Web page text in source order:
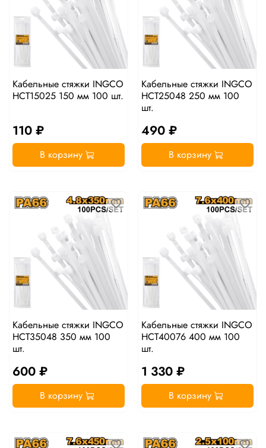
Кабельные стяжки INGCO
HCT15025 150 мм 100 шт.
110 ₽
В корзину
Кабельные стяжки INGCO
HCT25048 250 мм 100
шт.
490 ₽
В корзину
Кабельные стяжки INGCO
HCT35048 350 мм 100
шт.
600 ₽
В корзину
Кабельные стяжки INGCO
HCT40076 400 мм 100
шт.
1 330 ₽
В корзину